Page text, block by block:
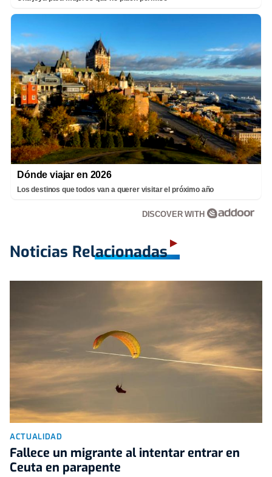
Dónde viajar en 2026
Los destinos que todos van a querer visitar el próximo año
DISCOVER WITH
Noticias Relacionadas
ACTUALIDAD
Fallece un migrante al intentar entrar en
Ceuta en parapente